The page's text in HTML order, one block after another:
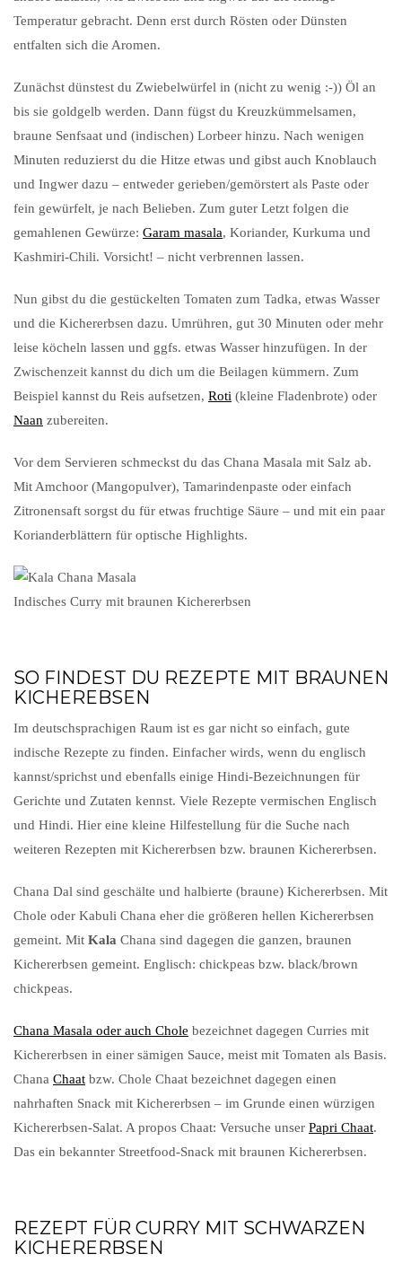
Temperatur gebracht. Denn erst durch Rösten oder Dünsten
entfalten sich die Aromen.
Zunächst dünstest du Zwiebelwürfel in (nicht zu wenig :-)) Öl an
bis sie goldgelb werden. Dann fügst du Kreuzkümmelsamen,
braune Senfsaat und (indischen) Lorbeer hinzu. Nach wenigen
Minuten reduzierst du die Hitze etwas und gibst auch Knoblauch
und Ingwer dazu – entweder gerieben/gemörstert als Paste oder
fein gewürfelt, je nach Belieben. Zum guter Letzt folgen die
gemahlenen Gewürze: Garam masala, Koriander, Kurkuma und
Kashmiri-Chili. Vorsicht! – nicht verbrennen lassen.
Nun gibst du die gestückelten Tomaten zum Tadka, etwas Wasser
und die Kichererbsen dazu. Umrühren, gut 30 Minuten oder mehr
leise köcheln lassen und ggfs. etwas Wasser hinzufügen. In der
Zwischenzeit kannst du dich um die Beilagen kümmern. Zum
Beispiel kannst du Reis aufsetzen, Roti (kleine Fladenbrote) oder
Naan zubereiten.
Vor dem Servieren schmeckst du das Chana Masala mit Salz ab.
Mit Amchoor (Mangopulver), Tamarindenpaste oder einfach
Zitronensaft sorgst du für etwas fruchtige Säure – und mit ein paar
Korianderblättern für optische Highlights.
Indisches Curry mit braunen Kichererbsen
SO FINDEST DU REZEPTE MIT BRAUNEN
KICHEREBSEN
Im deutschsprachigen Raum ist es gar nicht so einfach, gute
indische Rezepte zu finden. Einfacher wirds, wenn du englisch
kannst/sprichst und ebenfalls einige Hindi-Bezeichnungen für
Gerichte und Zutaten kennst. Viele Rezepte vermischen Englisch
und Hindi. Hier eine kleine Hilfestellung für die Suche nach
weiteren Rezepten mit Kichererbsen bzw. braunen Kichererbsen.
Chana Dal sind geschälte und halbierte (braune) Kichererbsen. Mit
Chole oder Kabuli Chana eher die größeren hellen Kichererbsen
gemeint. Mit Kala Chana sind dagegen die ganzen, braunen
Kichererbsen gemeint. Englisch: chickpeas bzw. black/brown
chickpeas.
Chana Masala oder auch Chole bezeichnet dagegen Curries mit
Kichererbsen in einer sämigen Sauce, meist mit Tomaten als Basis.
Chana Chaat bzw. Chole Chaat bezeichnet dagegen einen
nahrhaften Snack mit Kichererbsen – im Grunde einen würzigen
Kichererbsen-Salat. A propos Chaat: Versuche unser Papri Chaat.
Das ein bekannter Streetfood-Snack mit braunen Kichererbsen.
REZEPT FÜR CURRY MIT SCHWARZEN
KICHERERBSEN